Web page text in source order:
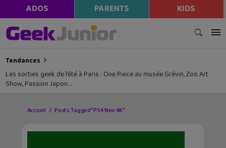
ADOS PARENTS KIDS
Tendances
Les sorties geek de l’été à Paris : One Piece au musée Grévin, Zoo Art
Show, Passion Japon…
Accueil Posts Tagged "PS4 Neo 4K"